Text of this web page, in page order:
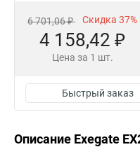
6 701,06 ₽ Скидка 37%
4 158,42 ₽
Цена за 1 шт.
Быстрый заказ
Описание Exegate